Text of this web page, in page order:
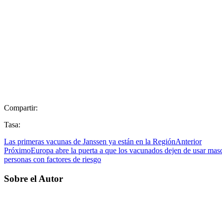
Compartir:
Tasa:
Las primeras vacunas de Janssen ya están en la RegiónAnterior
PróximoEuropa abre la puerta a que los vacunados dejen de usar
personas con factores de riesgo
Sobre el Autor